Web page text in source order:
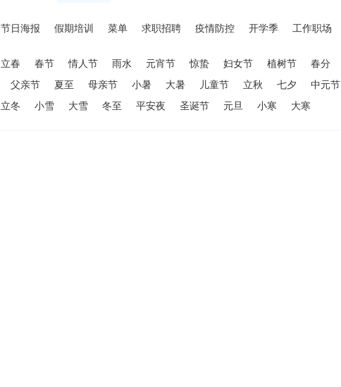
节日海报 假期培训 菜单 求职招聘 疫情防控 开学季 工作职场
立春 春节 情人节 雨水 元宵节 惊蛰 妇女节 植树节 春分
父亲节 夏至 母亲节 小暑 大暑 儿童节 立秋 七夕 中元节
立冬 小雪 大雪 冬至 平安夜 圣诞节 元旦 小寒 大寒